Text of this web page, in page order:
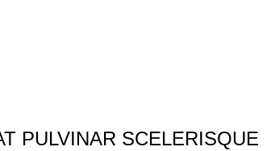
PULVINAR SCELERISQUE